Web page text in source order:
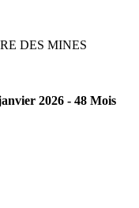
DES MINES
2026 - 48 Mois